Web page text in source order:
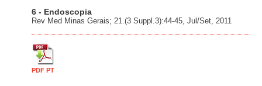
6 - Endoscopia
Rev Med Minas Gerais; 21.(3 Suppl.3):44-45, Jul/Set, 2011
PDF PT